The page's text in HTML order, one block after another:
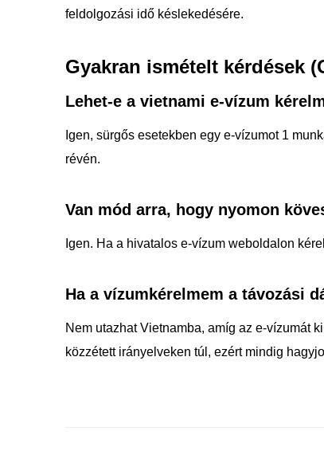
feldolgozási idő késlekedésére.
Gyakran ismételt kérdések
Lehet-e a vietnami e-vízum
Igen, sürgős esetekben egy e-vízumot 1
révén.
Van mód arra, hogy nyomon
Igen. Ha a hivatalos e-vízum weboldalon
Ha a vízumkérelmem a távozási
Nem utazhat Vietnamba, amíg az e-vízumát
közzétett irányelveken túl, ezért mindig